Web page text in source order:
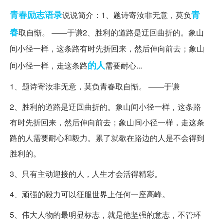
青春励志语录说说简介：1、题诗寄汝非无意，莫负青
春取自惭。 ——于谦2、胜利的道路是迂回曲折的。象山
间小径一样，这条路有时先折回来，然后伸向前去；象山
间小径一样，走这条路的人需要耐心...
1、题诗寄汝非无意，莫负青春取自惭。 ——于谦
2、胜利的道路是迂回曲折的。象山间小径一样，这条路
有时先折回来，然后伸向前去；象山间小径一样，走这条
路的人需要耐心和毅力。累了就歇在路边的人是不会得到
胜利的。
3、只有主动迎接的人，人生才会活得精彩。
4、顽强的毅力可以征服世界上任何一座高峰。
5、伟大人物的最明显标志，就是他坚强的意志，不管环